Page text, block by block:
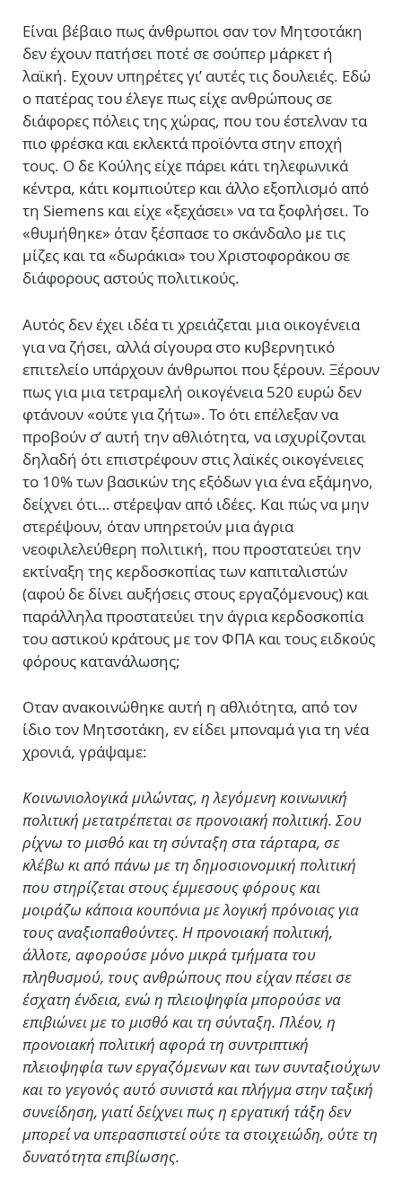
Είναι βέβαιο πως άνθρωποι σαν τον Μητσοτάκη
δεν έχουν πατήσει ποτέ σε σούπερ μάρκετ ή
λαϊκή. Εχουν υπηρέτες γι’ αυτές τις δουλειές. Εδώ
ο πατέρας του έλεγε πως είχε ανθρώπους σε
διάφορες πόλεις της χώρας, που του έστελναν τα
πιο φρέσκα και εκλεκτά προϊόντα στην εποχή
τους. O δε Κούλης είχε πάρει κάτι τηλεφωνικά
κέντρα, κάτι κομπιούτερ και άλλο εξοπλισμό από
τη Siemens και είχε «ξεχάσει» να τα ξοφλήσει. Το
«θυμήθηκε» όταν ξέσπασε το σκάνδαλο με τις
μίζες και τα «δωράκια» του Χριστοφοράκου σε
διάφορους αστούς πολιτικούς.
Αυτός δεν έχει ιδέα τι χρειάζεται μια οικογένεια
για να ζήσει, αλλά σίγουρα στο κυβερνητικό
επιτελείο υπάρχουν άνθρωποι που ξέρουν. Ξέρουν
πως για μια τετραμελή οικογένεια 520 ευρώ δεν
φτάνουν «ούτε για ζήτω». Το ότι επέλεξαν να
προβούν σ’ αυτή την αθλιότητα, να ισχυρίζονται
δηλαδή ότι επιστρέφουν στις λαϊκές οικογένειες
το 10% των βασικών της εξόδων για ένα εξάμηνο,
δείχνει ότι… στέρεψαν από ιδέες. Και πώς να μην
στερέψουν, όταν υπηρετούν μια άγρια
νεοφιλελεύθερη πολιτική, που προστατεύει την
εκτίναξη της κερδοσκοπίας των καπιταλιστών
(αφού δε δίνει αυξήσεις στους εργαζόμενους) και
παράλληλα προστατεύει την άγρια κερδοσκοπία
του αστικού κράτους με τον ΦΠΑ και τους ειδκούς
φόρους κατανάλωσης;
Oταν ανακοινώθηκε αυτή η αθλιότητα, από τον
ίδιο τον Μητσοτάκη, εν είδει μποναμά για τη νέα
χρονιά, γράψαμε:
Κοινωνιολογικά μιλώντας, η λεγόμενη κοινωνική
πολιτική μετατρέπεται σε προνοιακή πολιτική. Σου
ρίχνω το μισθό και τη σύνταξη στα τάρταρα, σε
κλέβω κι από πάνω με τη δημοσιονομική πολιτική
που στηρίζεται στους έμμεσους φόρους και
μοιράζω κάποια κουπόνια με λογική πρόνοιας για
τους αναξιοπαθούντες. Η προνοιακή πολιτική,
άλλοτε, αφορούσε μόνο μικρά τμήματα του
πληθυσμού, τους ανθρώπους που είχαν πέσει σε
έσχατη ένδεια, ενώ η πλειοψηφία μπορούσε να
επιβιώνει με το μισθό και τη σύνταξη. Πλέον, η
προνοιακή πολιτική αφορά τη συντριπτική
πλειοψηφία των εργαζόμενων και των συνταξιούχων
και το γεγονός αυτό συνιστά και πλήγμα στην ταξική
συνείδηση, γιατί δείχνει πως η εργατική τάξη δεν
μπορεί να υπερασπιστεί ούτε τα στοιχειώδη, ούτε τη
δυνατότητα επιβίωσης.